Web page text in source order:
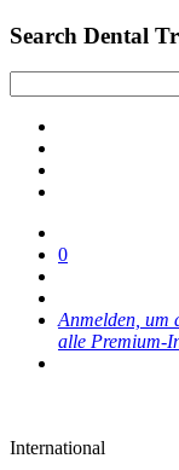
Search Dental
0
Anmelden, um
alle Premium-
International